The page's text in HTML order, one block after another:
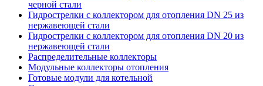
черной стали
Гидрострелки с коллектором для отопления DN 25 из
нержавеющей стали
Гидрострелки с коллектором для отопления DN 20 из
нержавеющей стали
Распределительные коллекторы
Модульные коллекторы отопления
Готовые модули для котельной